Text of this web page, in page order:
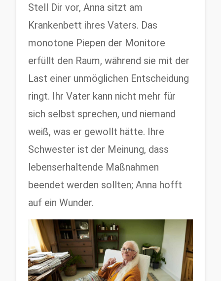
Stell Dir vor, Anna sitzt am
Krankenbett ihres Vaters. Das
monotone Piepen der Monitore
erfüllt den Raum, während sie mit der
Last einer unmöglichen Entscheidung
ringt. Ihr Vater kann nicht mehr für
sich selbst sprechen, und niemand
weiß, was er gewollt hätte. Ihre
Schwester ist der Meinung, dass
lebenserhaltende Maßnahmen
beendet werden sollten; Anna hofft
auf ein Wunder.